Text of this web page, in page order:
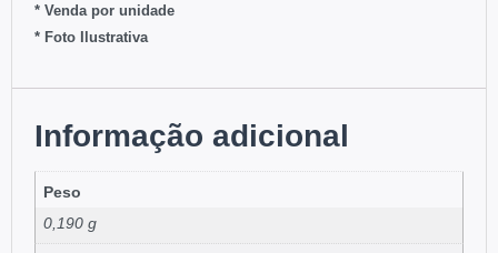
* Venda por unidade
* Foto Ilustrativa
Informação adicional
Peso
0,190 g